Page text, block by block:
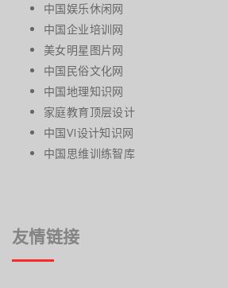
中国娱乐休闲网
中国企业培训网
美女明星图片网
中国民俗文化网
中国地理知识网
家庭教育顶层设计
中国VI设计知识网
中国思维训练智库
友情链接